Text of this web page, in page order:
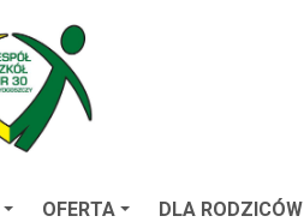
OFERTA DLA RODZICÓW